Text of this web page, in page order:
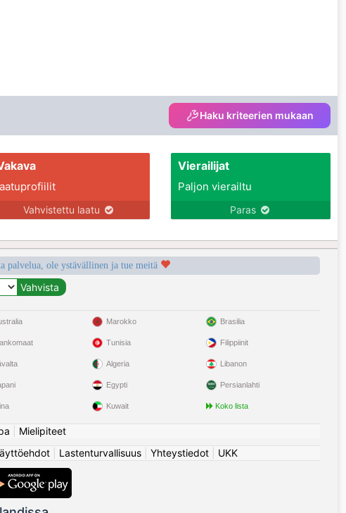
Haku kriteerien mukaan
Vahvistettu laatu
Vierailijat
Paljon vierailtu
Paras
palvelua, ole ystävällinen ja tue meitä
Marokko
Tunisia
Algeria
Egypti
Kuwait
Brasilia
Filippiinit
Libanon
Persianlahti
Koko lista
Mielipiteet
| Lastenturvallisuus| Yhteystiedot| UKK